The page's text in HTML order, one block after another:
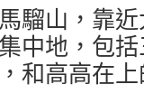
騮山，靠
中地，包
和高高在